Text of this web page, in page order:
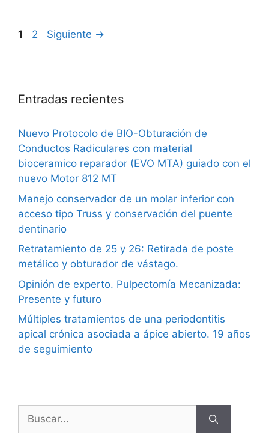
1 2 Siguiente →
Entradas recientes
Nuevo Protocolo de BIO-Obturación de
Conductos Radiculares con material
bioceramico reparador (EVO MTA) guiado con el
nuevo Motor 812 MT
Manejo conservador de un molar inferior con
acceso tipo Truss y conservación del puente
dentinario
Retratamiento de 25 y 26: Retirada de poste
metálico y obturador de vástago.
Opinión de experto. Pulpectomía Mecanizada:
Presente y futuro
Múltiples tratamientos de una periodontitis
apical crónica asociada a ápice abierto. 19 años
de seguimiento